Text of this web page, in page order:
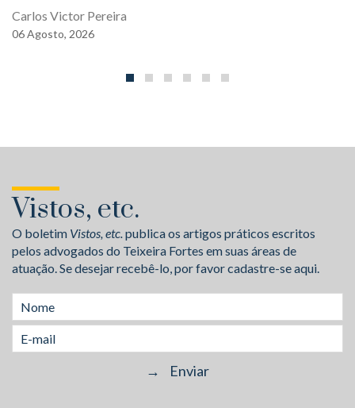
Carlos Victor Pereira
06Agosto, 2026
Vistos, etc.
O boletim Vistos, etc.publica os artigos práticos escritos
pelos advogados do Teixeira Fortes em suas áreas de
atuação. Se desejar recebê-lo, por favor cadastre-se aqui.